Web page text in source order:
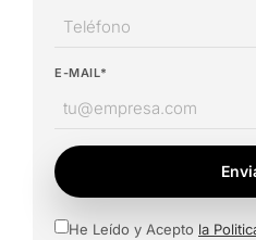
E-MAIL*
He Leído y Acepto la